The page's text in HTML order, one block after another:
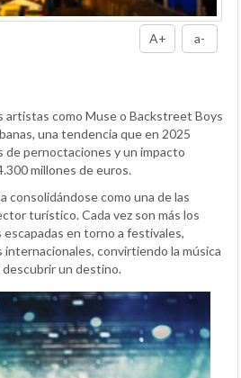
A+ a-
artistas como Muse o Backstreet Boys
una tendencia que en 2025
de pernoctaciones y un impacto
millones de euros.
consolidándose como una de las
turístico. Cada vez son más los
en torno a festivales,
convirtiendo la música
un destino.